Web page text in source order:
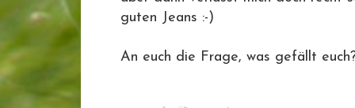
guten Jeans :-)
An euch die Frage, was gefällt